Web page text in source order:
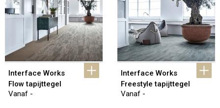
Interface Works
Flow tapijttegel
Vanaf -
Interface Works
Freestyle tapijttegel
Vanaf -